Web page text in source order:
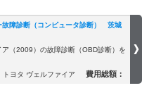
障診断（コンピュータ診断） 茨城
（2009）の故障診断（OBD診断）を
トヨタ ヴェルファイア 費用総額：